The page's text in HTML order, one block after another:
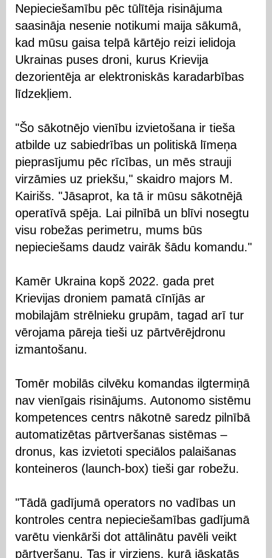
Nepieciešamību pēc tūlītēja risinājuma
saasināja nesenie notikumi maija sākumā,
kad mūsu gaisa telpā kārtējo reizi ielidoja
Ukrainas puses droni, kurus Krievija
dezorientēja ar elektroniskās karadarbības
līdzekļiem.
"Šo sākotnējo vienību izvietošana ir tieša
atbilde uz sabiedrības un politiskā līmeņa
pieprasījumu pēc rīcības, un mēs strauji
virzāmies uz priekšu," skaidro majors M.
Kairišs. "Jāsaprot, ka tā ir mūsu sākotnējā
operatīvā spēja. Lai pilnībā un blīvi nosegtu
visu robežas perimetru, mums būs
nepieciešams daudz vairāk šādu komandu."
Kamēr Ukraina kopš 2022. gada pret
Krievijas droniem pamatā cīnījās ar
mobilajām strēlnieku grupām, tagad arī tur
vērojama pāreja tieši uz pārtvērējdronu
izmantošanu.
Tomēr mobilās cilvēku komandas ilgtermiņā
nav vienīgais risinājums. Autonomo sistēmu
kompetences centrs nākotnē saredz pilnībā
automatizētas pārtveršanas sistēmas –
dronus, kas izvietoti speciālos palaišanas
konteineros (launch-box) tieši gar robežu.
"Tādā gadījumā operators no vadības un
kontroles centra nepieciešamības gadījumā
varētu vienkārši dot attālinātu pavēli veikt
pārtveršanu. Tas ir virziens, kurā jāskatās